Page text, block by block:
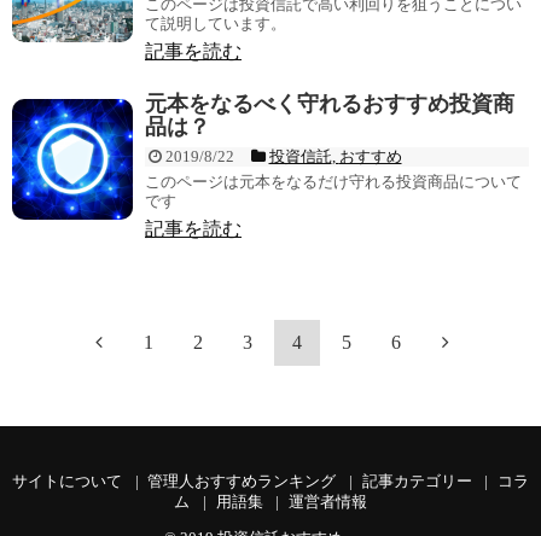
このページは投資信託で高い利回りを狙うことについ
て説明しています。
記事を読む
元本をなるべく守れるおすすめ投資商
品は？
2019/8/22 投資信託, おすすめ
このページは元本をなるだけ守れる投資商品について
です
記事を読む
1 2 3 4 5 6
サイトについて 管理人おすすめランキング 記事カテゴリー
コラ
ム
用語集 運営者情報